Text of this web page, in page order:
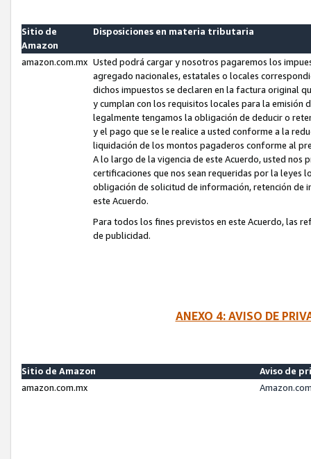
Sitio de
Amazon
Disposiciones en materia tributaria
amazon.com.mx Usted podrá cargar y nosotros pagaremos los
agregado nacionales, estatales o locales
dichos impuestos se declaren en la factura original
y cumplan con los requisitos locales para la emisión
legalmente tengamos la obligación de deducir o
y el pago que se le realice a usted conforme a la
liquidación de los montos pagaderos conforme al
A lo largo de la vigencia de este Acuerdo, usted
certificaciones que nos sean requeridas por la leyes
obligación de solicitud de información, retención de
este Acuerdo.
Para todos los fines previstos en este Acuerdo, las
de publicidad.
ANEXO 4: AVISO DE
Sitio de Amazon
Aviso de
amazon.com.mx